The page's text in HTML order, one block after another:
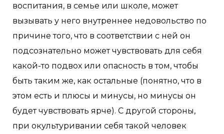
воспитания, в семье или школе, может
вызывать у него внутреннее недовольство по
причине того, что в соответствии с ней он
подсознательно может чувствовать для себя
какой-то подвох или опасность в том, чтобы
быть таким же, как остальные (понятно, что в
этом есть и плюсы и минусы, но минусы он
будет чувствовать ярче). С другой стороны,
при окультуривании себя такой человек